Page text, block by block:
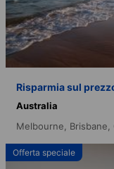
Risparmia sul
Australia
Melbourne, Brisbane,
Offerta speciale